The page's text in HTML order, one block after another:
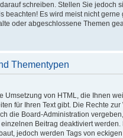
schreiben. Stellen Sie jedoch
beachten! Es wird meist nicht gerne
oder abgeschlossene Themen
Thementypen
Umsetzung von HTML, die Ihnen
für Ihren Text gibt. Die Rechte zur
die Board-Administration
Beitrag deaktiviert werden.
jedoch werden Tags von eckigen